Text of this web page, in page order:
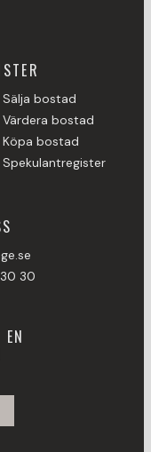
Sälja bostad
Värdera bostad
Köpa bostad
Spekulantregister
30